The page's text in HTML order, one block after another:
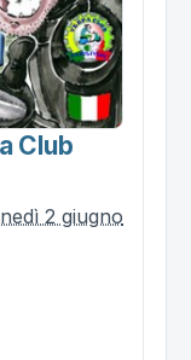
Club
2 giugno